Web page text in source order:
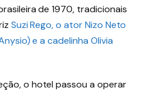
de 1970, tradicionais
Suzi Rego, o ator Nizo Neto
e a cadelinha Olivia
o hotel passou a operar